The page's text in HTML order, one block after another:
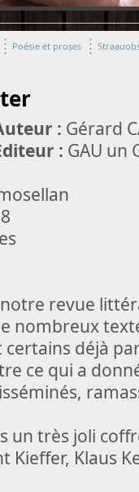
Poésie et proses
: Gérard
: GAU un
revue
nombreux
déjà
ce qui a
un très joli
Kieffer, Klaus